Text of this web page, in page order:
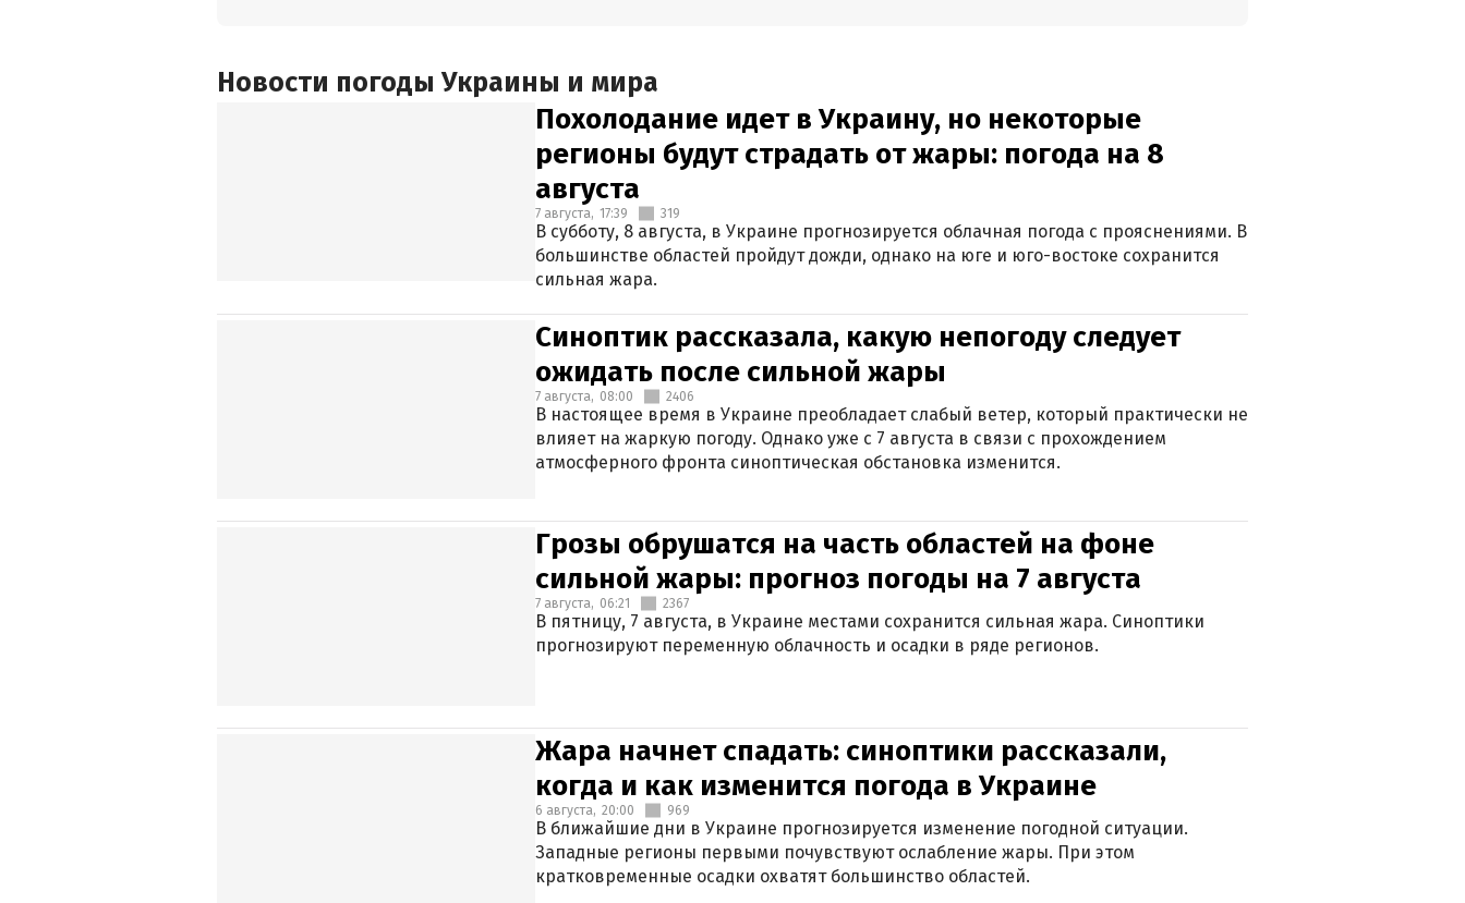
Новости погоды Украины и мира
Похолодание идет в Украину, но некоторые
регионы будут страдать от жары: погода на 8
августа
7 августа, 17:39 319
В субботу, 8 августа, в Украине прогнозируется облачная погода с прояснениями. В
большинстве областей пройдут дожди, однако на юге и юго-востоке сохранится
сильная жара.
Синоптик рассказала, какую непогоду следует
ожидать после сильной жары
7 августа, 08:00 2406
В настоящее время в Украине преобладает слабый ветер, который практически не
влияет на жаркую погоду. Однако уже с 7 августа в связи с прохождением
атмосферного фронта синоптическая обстановка изменится.
Грозы обрушатся на часть областей на фоне
сильной жары: прогноз погоды на 7 августа
7 августа, 06:21 2367
В пятницу, 7 августа, в Украине местами сохранится сильная жара. Синоптики
прогнозируют переменную облачность и осадки в ряде регионов.
Жара начнет спадать: синоптики рассказали,
когда и как изменится погода в Украине
6 августа, 20:00 969
В ближайшие дни в Украине прогнозируется изменение погодной ситуации.
Западные регионы первыми почувствуют ослабление жары. При этом
кратковременные осадки охватят большинство областей.